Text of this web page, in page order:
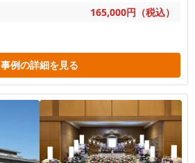
165,000円（税込）
事例の詳細を見る